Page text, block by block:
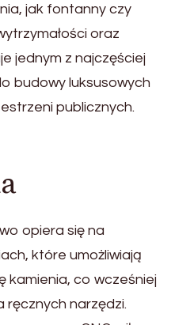
jak fontanny czy
oraz
jednym z najczęściej
budowy luksusowych
publicznych.
opiera się na
które umożliwiają
kamienia, co wcześniej
ręcznych narzędzi.